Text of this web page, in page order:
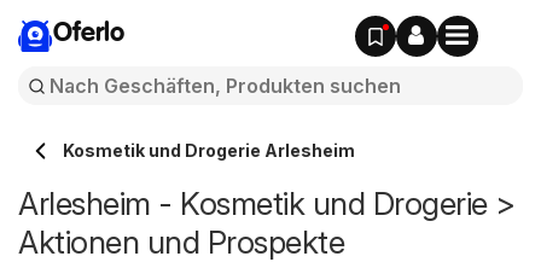
Oferlo
Kosmetik und Drogerie Arlesheim
Arlesheim - Kosmetik und Drogerie >
Aktionen und Prospekte